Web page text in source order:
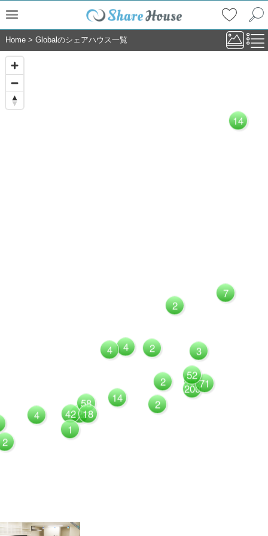
Home > Globalのシェアハウス一覧
1081
200
122
71
42
52
58
14
14
4
7
2
2
4
3
4
18
1
2
2
2